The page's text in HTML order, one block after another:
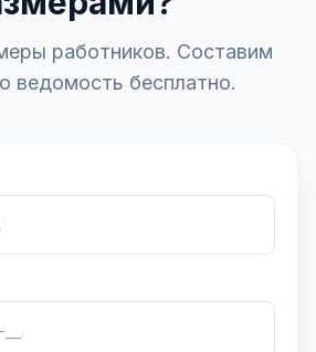
работников. Составим
ведомость бесплатно.